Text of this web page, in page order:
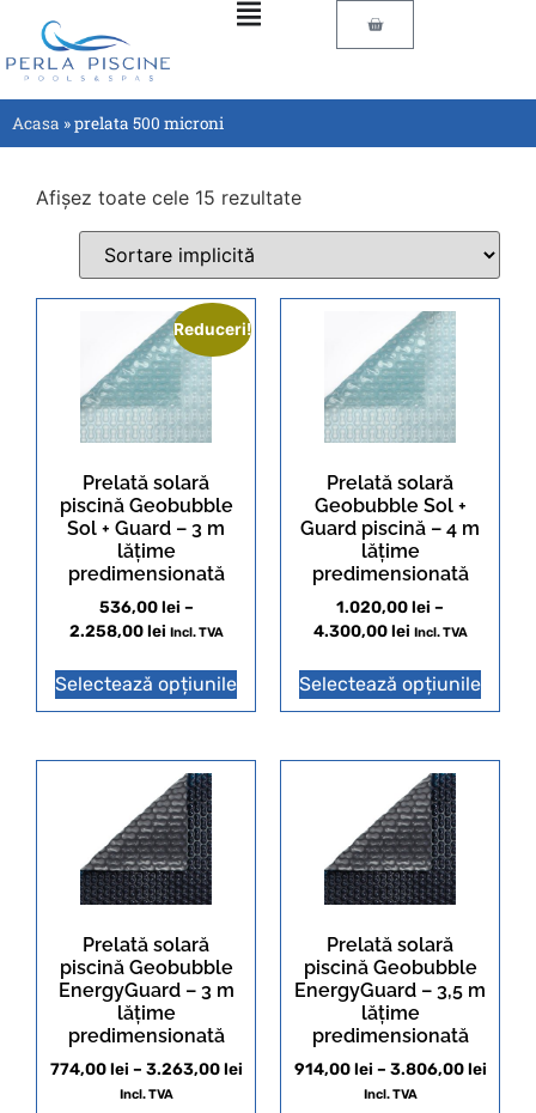
Acasa »prelata 500 microni
Afișez toate cele 15 rezultate
Reduceri!
Prelată solară
piscină Geobubble
Sol + Guard – 3 m
lățime
predimensionată
536,00lei –
2.258,00lei Incl. TVA
Selectează opțiunile
Prelată solară
Geobubble Sol +
Guard piscină – 4 m
lățime
predimensionată
1.020,00lei –
4.300,00lei Incl. TVA
Selectează opțiunile
Prelată solară
piscină Geobubble
EnergyGuard – 3 m
lățime
predimensionată
774,00lei – 3.263,00lei
Incl. TVA
Prelată solară
piscină Geobubble
EnergyGuard – 3,5 m
lățime
predimensionată
914,00lei – 3.806,00lei
Incl. TVA